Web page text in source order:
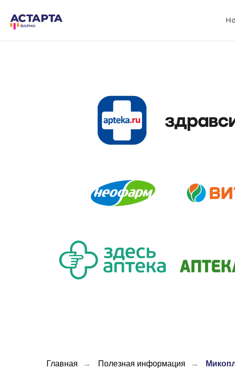
Главная → Полезная информация →